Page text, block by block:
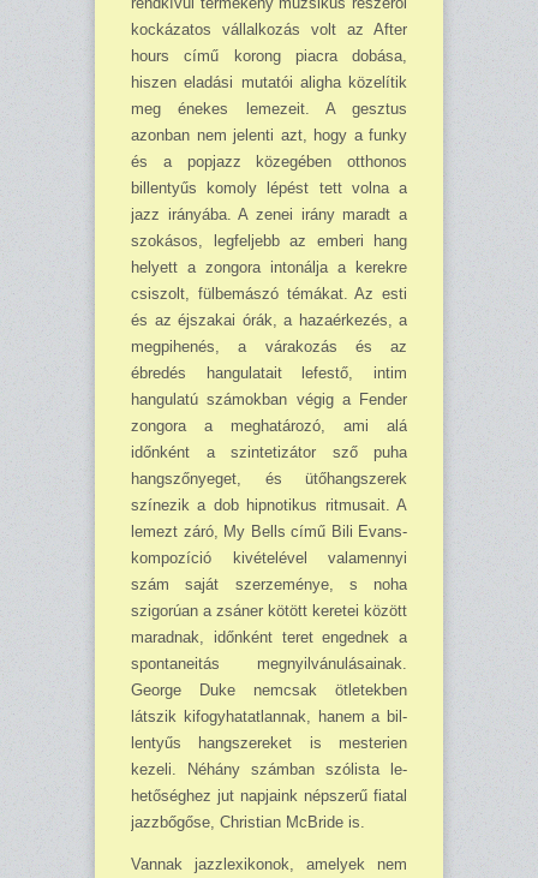
kockázatos vállalkozás volt az After
hours című korong piacra dobása,
hiszen eladási mutatói aligha közelítik
meg énekes le­mezeit. A gesztus
azonban nem jelenti azt, hogy a funky
és a popjazz közegében otthonos
billentyűs komoly lépést tett volna a
jazz irányába. A ze­nei irány maradt a
szokásos, leg­feljebb az emberi hang
helyett a zongora intonálja a kerekre
csi­szolt, fülbemászó témákat. Az esti
és az éjszakai órák, a haza­érkezés, a
megpihenés, a vára­kozás és az
ébredés hangulatait lefestő, intim
hangulatú számokban végig a Fender
zon­gora a meghatározó, ami alá
időnként a szintetizátor sző puha
hangszőnyeget, és ütő­hangszerek
színezik a dob hip­notikus ritmusait. A
lemezt záró, My Bells című Bili Evans-
kompozíció kivételével valamennyi
szám saját szerzeménye, s noha
szigorúan a zsáner kötött keretei között
maradnak, időnként teret engednek a
spontaneitás meg­nyilvánulásainak.
George Duke nemcsak ötletekben
látszik ki­fogyhatatlannak, hanem a bil­
lentyűs hangszereket is meste­rien
kezeli. Néhány számban szólista le­
hetőséghez jut napjaink nép­szerű fiatal
jazzbőgőse, Christian McBride is.
Vannak jazzlexikonok, amelyek nem